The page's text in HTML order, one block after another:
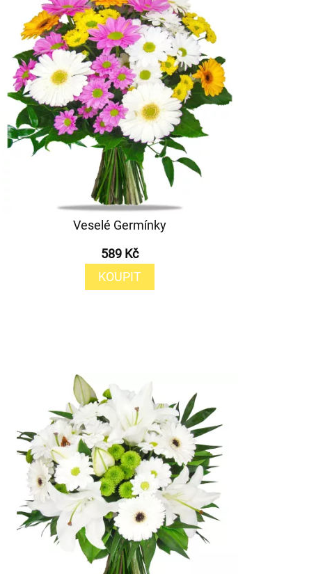
Veselé Germínky
589 Kč
KOUPIT